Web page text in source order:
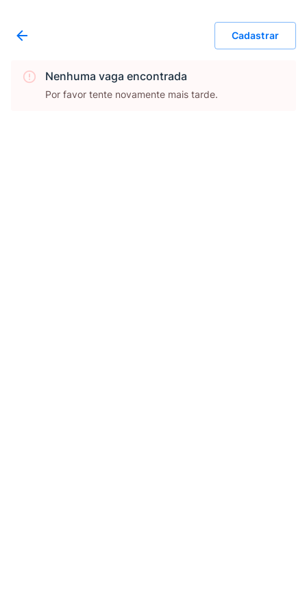
Cadastrar
Nenhuma vaga encontrada
Por favor tente novamente mais tarde.